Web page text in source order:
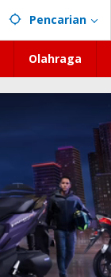
Pencarian
Olahraga